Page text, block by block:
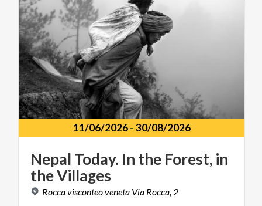
11/06/2026-30/08/2026
Nepal Today. In the Forest, in
theVillages
Roccavisconteoveneta Via Rocca, 2